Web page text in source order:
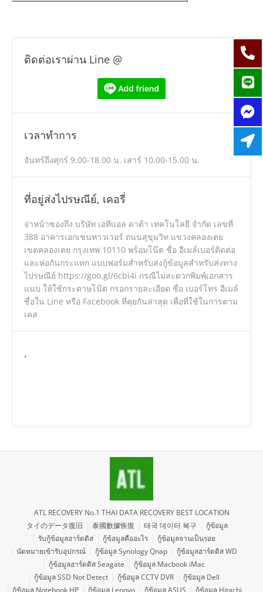
ติดต่อเราผ่าน Line @
เวลาทำการ
จันทร์ถึงศุกร์ 9.00-18.00 น. เสาร์ 10.00-15.00 น.
ที่อยู่ส่งไปรษณีย์, เคอรี่
จ่าหน้าซองถึง บริษัท เอทีแอล ดาต้า เทคโนโลยี จำกัด เลขที่
388 อาคารเอกเชนทาวเวอร์ ถนนสุขุมวิท แขวงคลองเตย
เขตคลองเตย กรุงเทพ 10110 พร้อมโน๊ต ชื่อ อีเมล์เบอร์ติดต่อ
และห่อกันกระแทก แบบฟอร์มสำหรับส่งกู้ข้อมูลสำหรับส่งทาง
ไปรษณีย์ https://goo.gl/6cbi4i กรณีไม่สะดวกพิมพ์เอกสาร
แนบ ให้ใช้กระดาษโน๊ต กรอกรายละเอียด ชื่อ เบอร์โทร อีเมล์
ชื่อใน Line หรือ Facebook ที่คุยกันล่าสุด เพื่อที่ใช้ในการตาม
เคส
.
ATL RECOVERY No.1 THAI DATA RECOVERY BEST LOCATION
タイのデータ復旧
泰國數據恢復 태국 데이터 복구
กู้ข้อมูล
รับกู้ข้อมูลฮาร์ดดิส
กู้ข้อมูลคืออะไร
กู้ข้อมูลจานเป็นรอย
นัดหมายเข้ารับอุปกรณ์
กู้ข้อมูล Synology Qnap
กู้ข้อมูลฮาร์ดดิส WD
กู้ข้อมูลฮาร์ดดิส Seagate
กู้ข้อมูล Macbook iMac
กู้ข้อมูล SSD Not Detect
กู้ข้อมูล CCTV DVR
กู้ข้อมูล Dell